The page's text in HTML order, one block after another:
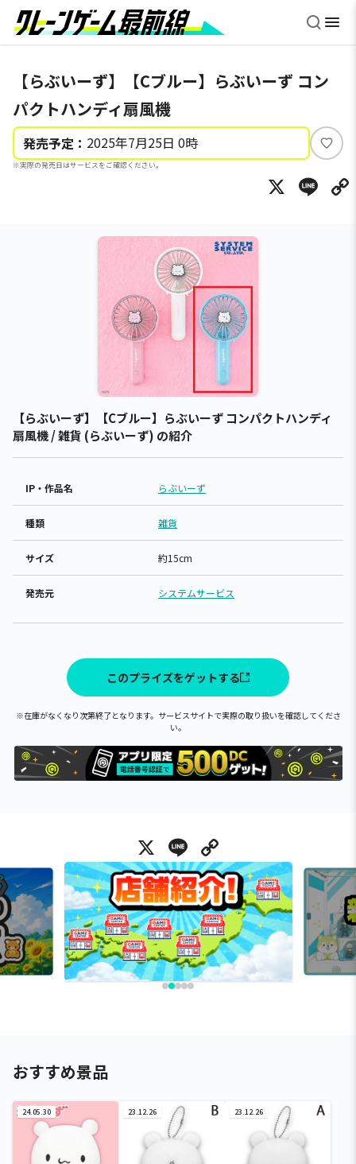
【らぶいーず】【Cブルー】らぶいーず コン
パクトハンディ扇風機
発売予定： 2025年7月25日 0時
※実際の発売日はサービスをご確認ください。
い
ね
X
【らぶいーず】【Cブルー】らぶいーず コンパクトハンディ
扇風機 / 雑貨 (らぶいーず) の紹介
IP・作品名 らぶいーず
種類 雑貨
サイズ 約15cm
発売元 システムサービス
このプライズをゲットする
※在庫がなくなり次第終了となります。サービスサイトで実際の取り扱いを確認してくださ
い。
X Line
おすすめ景品
24.05.30 23.12.26 23.12.26